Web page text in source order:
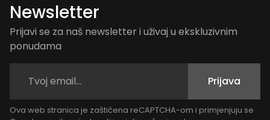
Newsletter
Prijavi se za naš newsletter i uživaj u ekskluzivnim
ponudama
Prijava
Ova web stranica je zaštićena reCAPTCHA-om i primjenjuju se